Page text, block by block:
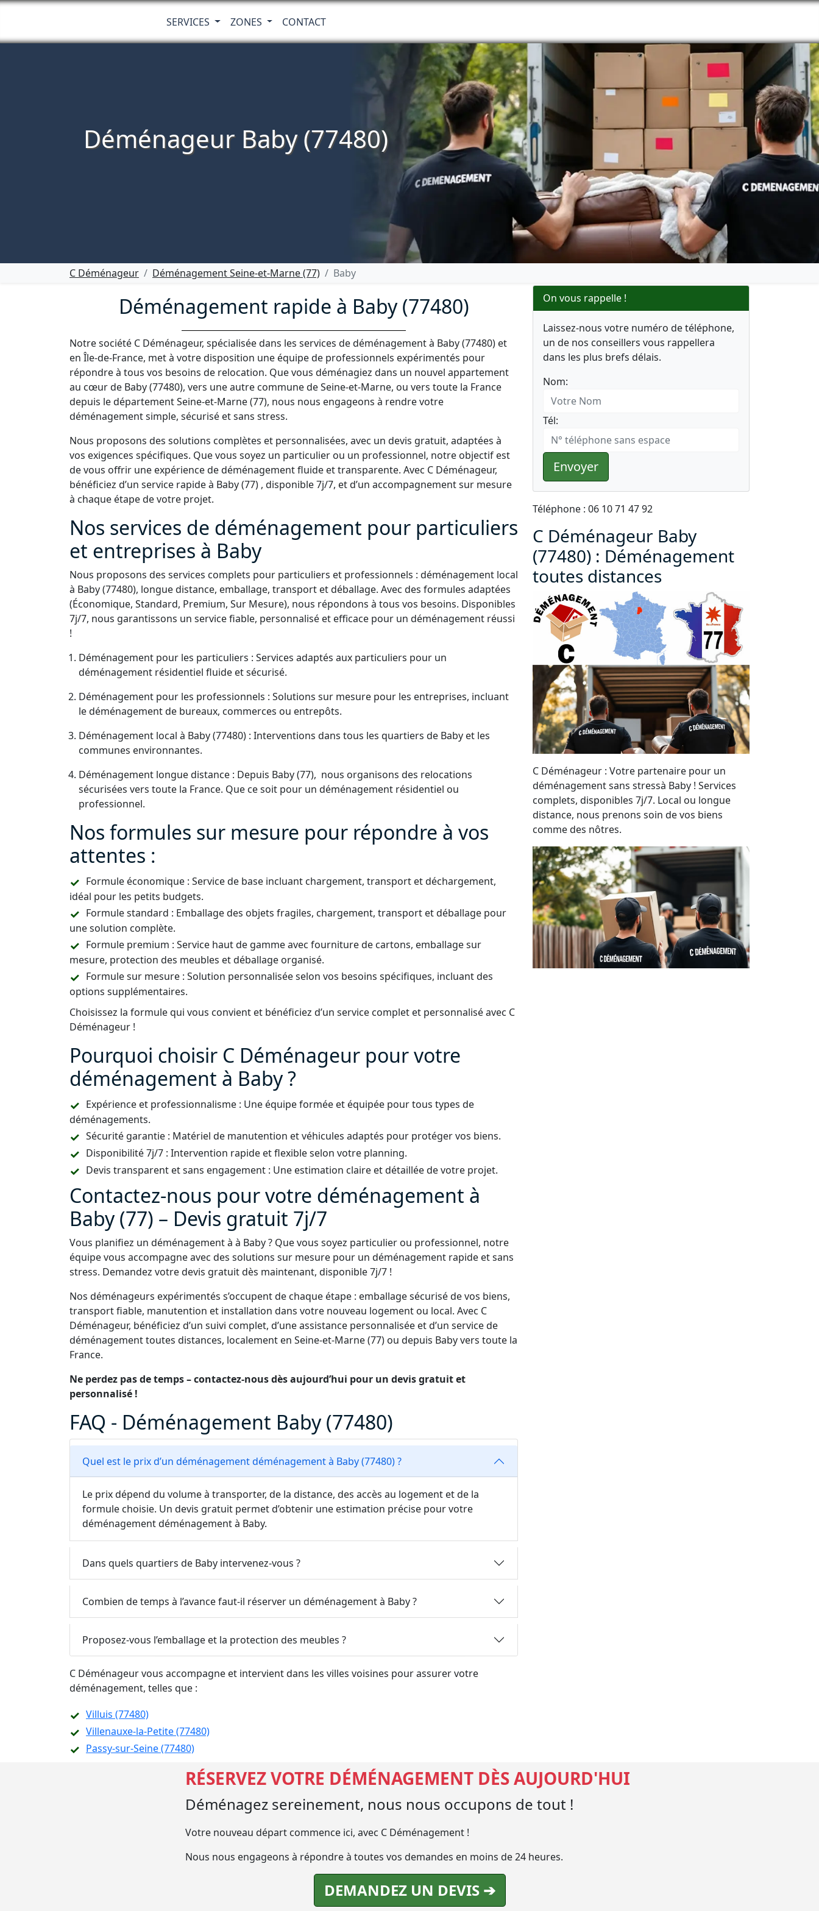
SERVICES ZONES CONTACT
Déménageur Baby (77480)
C Déménageur Déménagement Seine-et-Marne (77) Baby
Déménagement rapide à Baby (77480)
Notre société C Déménageur, spécialisée dans les services de déménagement à Baby (77480) et
en Île-de-France, met à votre disposition une équipe de professionnels expérimentés pour
répondre à tous vos besoins de relocation. Que vous déménagiez dans un nouvel appartement
au cœur de Baby (77480), vers une autre commune de Seine-et-Marne, ou vers toute la France
depuis le département Seine-et-Marne (77), nous nous engageons à rendre votre
déménagement simple, sécurisé et sans stress.
Nous proposons des solutions complètes et personnalisées, avec un devis gratuit, adaptées à
vos exigences spécifiques. Que vous soyez un particulier ou un professionnel, notre objectif est
de vous offrir une expérience de déménagement fluide et transparente. Avec C Déménageur,
bénéficiez d’un service rapide à Baby (77) , disponible 7j/7, et d’un accompagnement sur mesure
à chaque étape de votre projet.
Nos services de déménagement pour particuliers
et entreprises à Baby
Nous proposons des services complets pour particuliers et professionnels : déménagement local
à Baby (77480), longue distance, emballage, transport et déballage. Avec des formules adaptées
(Économique, Standard, Premium, Sur Mesure), nous répondons à tous vos besoins. Disponibles
7j/7, nous garantissons un service fiable, personnalisé et efficace pour un déménagement réussi
!
Déménagement pour les particuliers : Services adaptés aux particuliers pour un
déménagement résidentiel fluide et sécurisé.
Déménagement pour les professionnels : Solutions sur mesure pour les entreprises, incluant
le déménagement de bureaux, commerces ou entrepôts.
Déménagement local à Baby (77480) : Interventions dans tous les quartiers de Baby et les
communes environnantes.
Déménagement longue distance : Depuis Baby (77), nous organisons des relocations
sécurisées vers toute la France. Que ce soit pour un déménagement résidentiel ou
professionnel.
Nos formules sur mesure pour répondre à vos
attentes :
Formule économique : Service de base incluant chargement, transport et déchargement,
idéal pour les petits budgets.
Formule standard : Emballage des objets fragiles, chargement, transport et déballage pour
une solution complète.
Formule premium : Service haut de gamme avec fourniture de cartons, emballage sur
mesure, protection des meubles et déballage organisé.
Formule sur mesure : Solution personnalisée selon vos besoins spécifiques, incluant des
options supplémentaires.
Choisissez la formule qui vous convient et bénéficiez d’un service complet et personnalisé avec C
Déménageur !
Pourquoi choisir C Déménageur pour votre
déménagement à Baby ?
Expérience et professionnalisme : Une équipe formée et équipée pour tous types de
déménagements.
Sécurité garantie : Matériel de manutention et véhicules adaptés pour protéger vos biens.
Disponibilité 7j/7 : Intervention rapide et flexible selon votre planning.
Devis transparent et sans engagement : Une estimation claire et détaillée de votre projet.
Contactez-nous pour votre déménagement à
Baby (77) – Devis gratuit 7j/7
Vous planifiez un déménagement à à Baby ? Que vous soyez particulier ou professionnel, notre
équipe vous accompagne avec des solutions sur mesure pour un déménagement rapide et sans
stress. Demandez votre devis gratuit dès maintenant, disponible 7j/7 !
Nos déménageurs expérimentés s’occupent de chaque étape : emballage sécurisé de vos biens,
transport fiable, manutention et installation dans votre nouveau logement ou local. Avec C
Déménageur, bénéficiez d’un suivi complet, d’une assistance personnalisée et d’un service de
déménagement toutes distances, localement en Seine-et-Marne (77) ou depuis Baby vers toute la
France.
Ne perdez pas de temps – contactez-nous dès aujourd’hui pour un devis gratuit et
personnalisé !
FAQ - Déménagement Baby (77480)
Quel est le prix d’un déménagement déménagement à Baby (77480) ?
Le prix dépend du volume à transporter, de la distance, des accès au logement et de la
formule choisie. Un devis gratuit permet d’obtenir une estimation précise pour votre
déménagement déménagement à Baby.
Dans quels quartiers de Baby intervenez-vous ?
Combien de temps à l’avance faut-il réserver un déménagement à Baby ?
Proposez-vous l’emballage et la protection des meubles ?
C Déménageur vous accompagne et intervient dans les villes voisines pour assurer votre
déménagement, telles que :
Villuis (77480)
Villenauxe-la-Petite (77480)
Passy-sur-Seine (77480)
On vous rappelle !
Laissez-nous votre numéro de téléphone,
un de nos conseillers vous rappellera
dans les plus brefs délais.
Nom:
Tél:
Envoyer
Téléphone : 06 10 71 47 92
C Déménageur Baby
(77480) : Déménagement
toutes distances
C Déménageur : Votre partenaire pour un
déménagement sans stressà Baby ! Services
complets, disponibles 7j/7. Local ou longue
distance, nous prenons soin de vos biens
comme des nôtres.
RÉSERVEZ VOTRE DÉMÉNAGEMENT DÈS AUJOURD'HUI
Déménagez sereinement, nous nous occupons de tout !
Votre nouveau départ commence ici, avec C Déménagement !
Nous nous engageons à répondre à toutes vos demandes en moins de 24 heures.
DEMANDEZ UN DEVIS ➔